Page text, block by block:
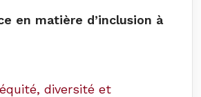
en matière d’inclusion à
diversité et